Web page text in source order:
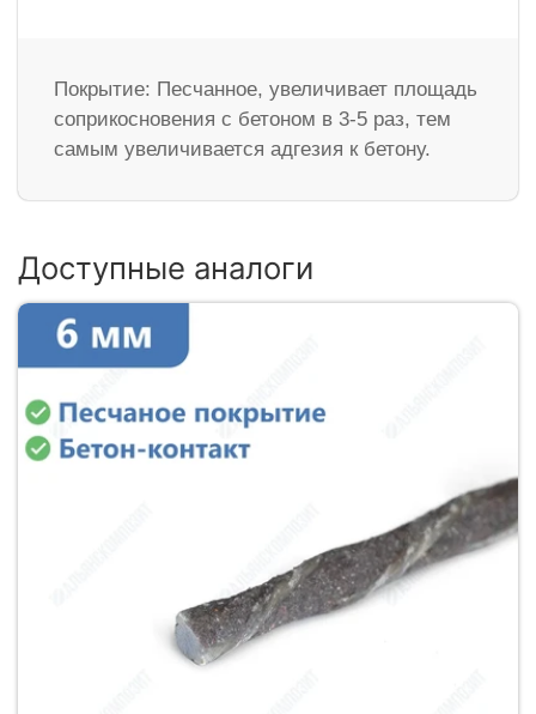
Покрытие: Песчанное, увеличивает площадь
соприкосновения с бетоном в 3-5 раз, тем
самым увеличивается адгезия к бетону.
Доступные аналоги